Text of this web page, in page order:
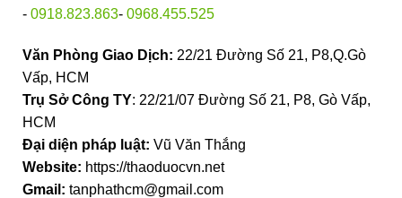
- 0918.823.863- 0968.455.525
Văn Phòng Giao Dịch: 22/21 Đường Số 21, P8,Q.Gò
Vấp, HCM
Trụ Sở Công TY: 22/21/07 Đường Số 21, P8, Gò Vấp,
HCM
Đại diện pháp luật: Vũ Văn Thắng
Website: https://thaoduocvn.net
Gmail: tanphathcm@gmail.com